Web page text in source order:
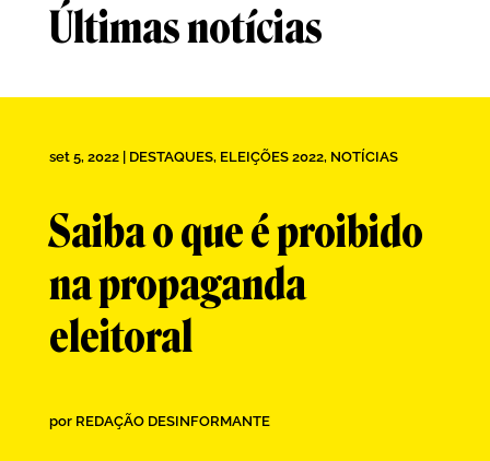
Últimas notícias
set 5, 2022| DESTAQUES, ELEIÇÕES 2022, NOTÍCIAS
Saiba o que é proibido
na propaganda
eleitoral
por REDAÇÃO DESINFORMANTE